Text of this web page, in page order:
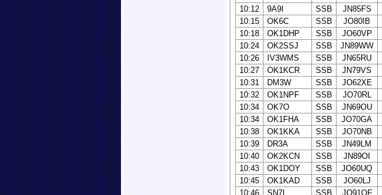
10:12
9A9I SSB JN85FS
10:15
OK6C SSB JO80IB
10:18
OK1DHP SSB JO60VP
10:24
OK2SSJ SSB JN89WW
10:26
IV3WMS SSB JN65RU
10:27
OK1KCR SSB JN79VS
10:31
DM3W SSB JO62XE
10:32
OK1NPF SSB JO70RL
10:34
OK7O SSB JN69OU
10:34
OK1FHA SSB JO70GA
10:38
OK1KKA SSB JO70NB
10:39
DR3A SSB JN49LM
10:40
OK2KCN SSB JN89OI
10:43
OK1DOY SSB JO60UQ
10:45
OK1KAD SSB JO60LJ
10:46
SN7L SSB JO91QF